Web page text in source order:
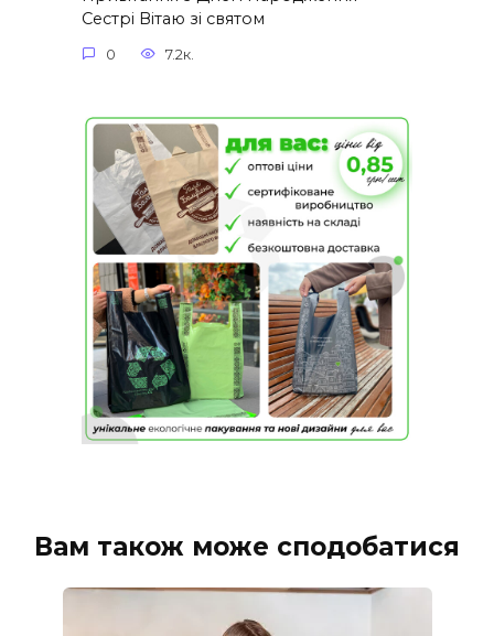
Сестрі Вітаю зі святом
0 7.2к.
Вам також може сподобатися